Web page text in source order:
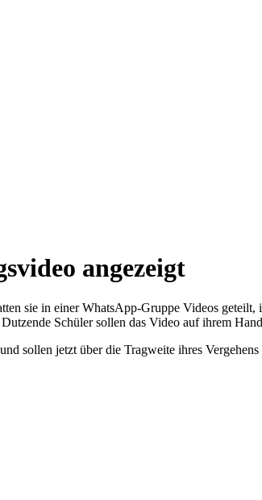
angezeigt
sie in einer WhatsApp-Gruppe Videos
Schüler sollen das Video auf ihrem
sollen jetzt über die Tragweite ihres